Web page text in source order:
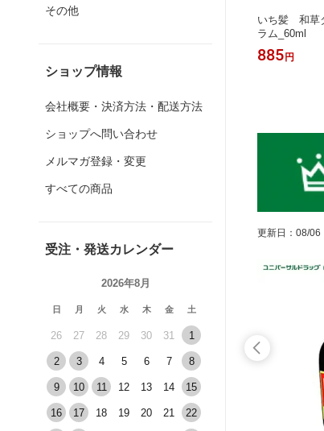
その他
ショップ情報
会社概要・決済方法・配送方法
ショップへ問い合わせ
メルマガ登録・変更
すべての商品
受注・発送カレンダー
2026年8月
日 月 火 水 木 金 土
26 27 28 29 30 31 1
2 3 4 5 6 7 8
9 10 11 12 13 14 15
16 17 18 19 20 21 22
キュレル ジェルローション_220ml
いち髪 和草
ラム_60ml
885円
更新日 ： 08/06